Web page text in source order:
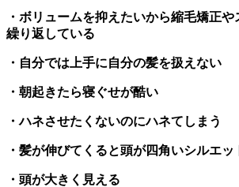
・ボリュームを抑えたいから縮毛矯正
繰り返している
・自分では上手に自分の髪を扱えない
・朝起きたら寝ぐせが酷い
・ハネさせたくないのにハネてしまう
・髪が伸びてくると頭が四角いシルエッ
・頭が大きく見える